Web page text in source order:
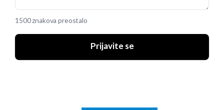
1500 znakova preostalo
Prijavite se